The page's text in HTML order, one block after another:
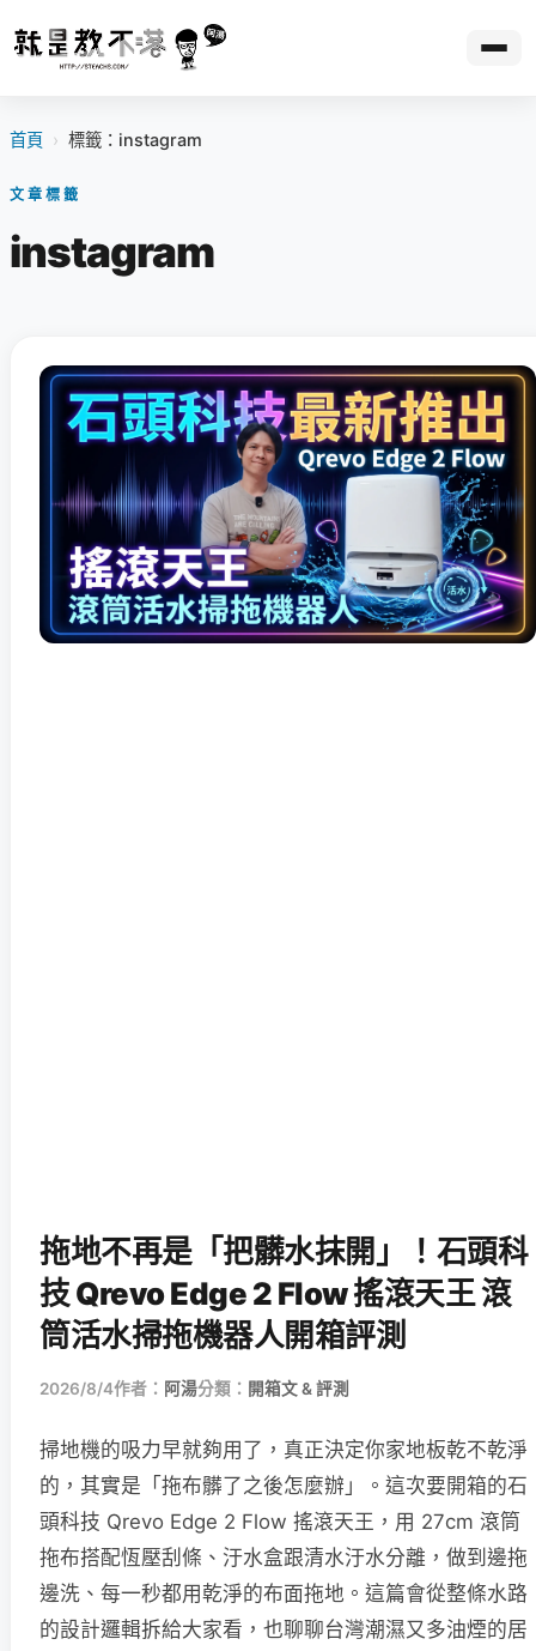
首頁 › 標籤：instagram
文章標籤
instagram
拖地不再是「把髒水抹開」！石頭科
技 Qrevo Edge 2 Flow 搖滾天王 滾
筒活水掃拖機器人開箱評測
2026/8/4作者： 阿湯分類： 開箱文 & 評測
掃地機的吸力早就夠用了，真正決定你家地板乾不乾淨
的，其實是「拖布髒了之後怎麼辦」。這次要開箱的石
頭科技 Qrevo Edge 2 Flow 搖滾天王，用 27cm 滾筒
拖布搭配恆壓刮條、汙水盒跟清水汙水分離，做到邊拖
邊洗、每一秒都用乾淨的布面拖地。這篇會從整條水路
的設計邏輯拆給大家看，也聊聊台灣潮濕又多油煙的居